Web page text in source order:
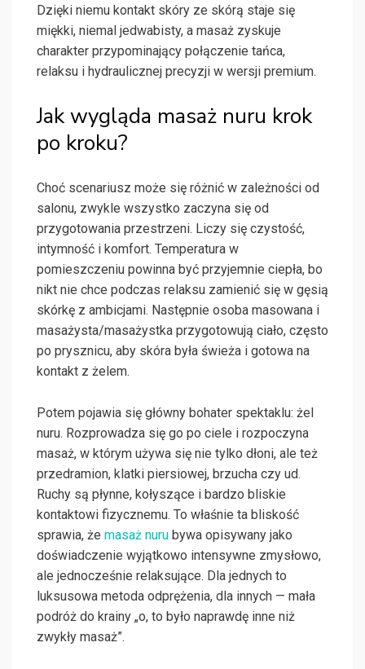
Dzięki niemu kontakt skóry ze skórą staje się
miękki, niemal jedwabisty, a masaż zyskuje
charakter przypominający połączenie tańca,
relaksu i hydraulicznej precyzji w wersji premium.
Jak wygląda masaż nuru krok
po kroku?
Choć scenariusz może się różnić w zależności od
salonu, zwykle wszystko zaczyna się od
przygotowania przestrzeni. Liczy się czystość,
intymność i komfort. Temperatura w
pomieszczeniu powinna być przyjemnie ciepła, bo
nikt nie chce podczas relaksu zamienić się w gęsią
skórkę z ambicjami. Następnie osoba masowana i
masażysta/masażystka przygotowują ciało, często
po prysznicu, aby skóra była świeża i gotowa na
kontakt z żelem.
Potem pojawia się główny bohater spektaklu: żel
nuru. Rozprowadza się go po ciele i rozpoczyna
masaż, w którym używa się nie tylko dłoni, ale też
przedramion, klatki piersiowej, brzucha czy ud.
Ruchy są płynne, kołyszące i bardzo bliskie
kontaktowi fizycznemu. To właśnie ta bliskość
sprawia, że masaż nuru bywa opisywany jako
doświadczenie wyjątkowo intensywne zmysłowo,
ale jednocześnie relaksujące. Dla jednych to
luksusowa metoda odprężenia, dla innych — mała
podróż do krainy „o, to było naprawdę inne niż
zwykły masaż”.